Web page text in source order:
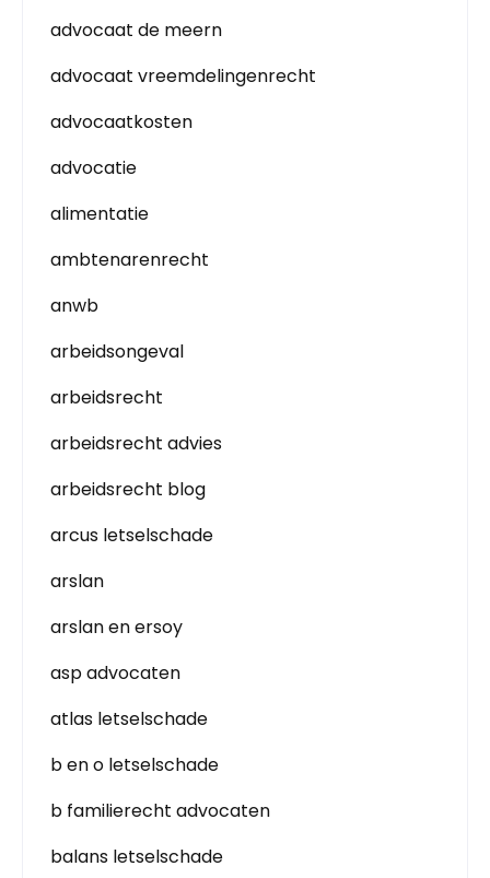
advocaat de meern
advocaat vreemdelingenrecht
advocaatkosten
advocatie
alimentatie
ambtenarenrecht
anwb
arbeidsongeval
arbeidsrecht
arbeidsrecht advies
arbeidsrecht blog
arcus letselschade
arslan
arslan en ersoy
asp advocaten
atlas letselschade
b en o letselschade
b familierecht advocaten
balans letselschade